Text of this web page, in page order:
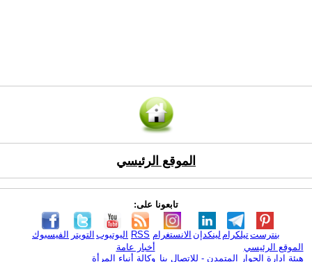
الموقع الرئيسي
تابعونا على:
الفيسبوك التويتر اليوتيوب RSS الانستغرام لينكدإن تيلكرامبنترست
الموقع الرئيسي
هيئة ادارة الحوار المتمدن - للإتصال بنا
أخبار عامة
وكالة أنباء المرأة